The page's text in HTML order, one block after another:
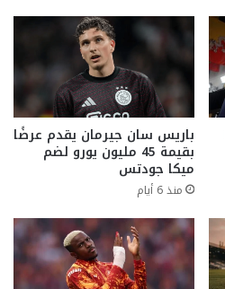
باريس سان جيرمان يقدم عرضًا
بقيمة 45 مليون يورو لضم
ميكا جودتس
منذ 6 أيام